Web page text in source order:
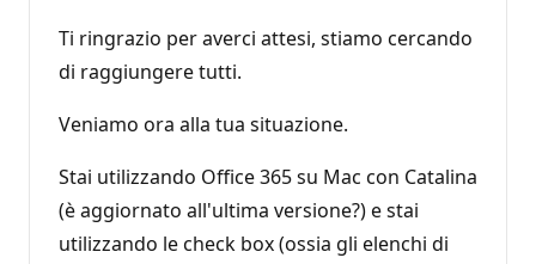
Ti ringrazio per averci attesi, stiamo cercando
di raggiungere tutti.
Veniamo ora alla tua situazione.
Stai utilizzando Office 365 su Mac con Catalina
(è aggiornato all'ultima versione?) e stai
utilizzando le check box (ossia gli elenchi di